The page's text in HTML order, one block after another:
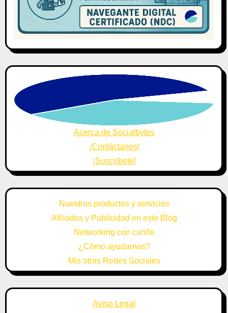
Acerca de Socialbytes
¡Contáctanos!
¡Suscríbete!
Nuestros productos y servicios
Afiliados y Publicidad en este Blog
Networking con cariño
¿Cómo ayudarnos?
Mis otras Redes Sociales
Aviso Legal